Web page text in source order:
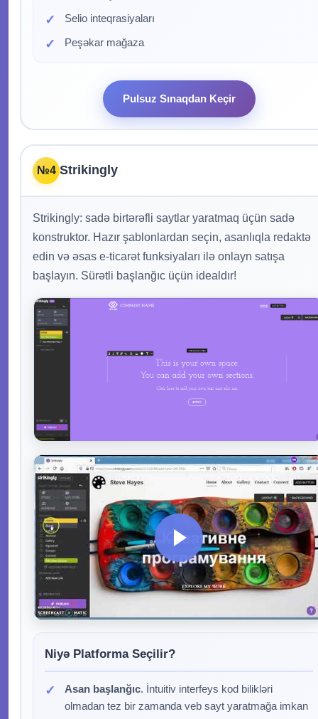
Selio inteqrasiyaları
Peşəkar mağaza
Pulsuz Sınaqdan Keçir
№4 Strikingly
Strikingly: sadə birtərəfli saytlar yaratmaq üçün sadə
konstruktor. Hazır şablonlardan seçin, asanlıqla redaktə
edin və əsas e-ticarət funksiyaları ilə onlayn satışa
başlayın. Sürətli başlanğıc üçün idealdır!
Niyə Platforma Seçilir?
Asan başlanğıc. İntuitiv interfeys kod bilikləri
olmadan tez bir zamanda veb sayt yaratmağa imkan